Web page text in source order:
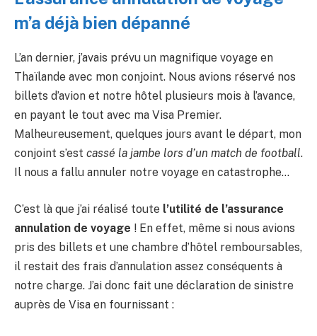
m’a déjà bien dépanné
L’an dernier, j’avais prévu un magnifique voyage en
Thaïlande avec mon conjoint. Nous avions réservé nos
billets d’avion et notre hôtel plusieurs mois à l’avance,
en payant le tout avec ma Visa Premier.
Malheureusement, quelques jours avant le départ, mon
conjoint s’est cassé la jambe lors d’un match de football.
Il nous a fallu annuler notre voyage en catastrophe…
C’est là que j’ai réalisé toute l’utilité de l’assurance
annulation de voyage ! En effet, même si nous avions
pris des billets et une chambre d’hôtel remboursables,
il restait des frais d’annulation assez conséquents à
notre charge. J’ai donc fait une déclaration de sinistre
auprès de Visa en fournissant :